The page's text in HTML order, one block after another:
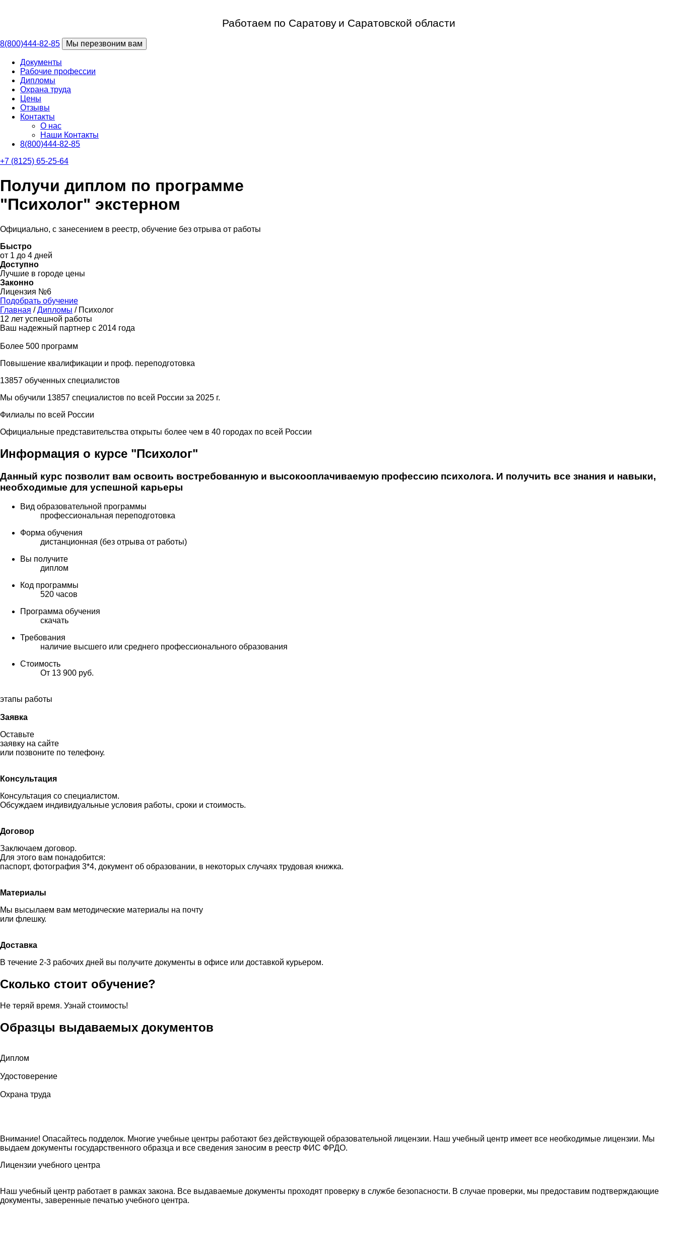
Работаем по Саратову и Саратовской области
8(800)444-82-85 Мы перезвоним вам
Документы
Рабочие профессии
Дипломы
Охрана труда
Цены
Отзывы
Контакты
О нас
Наши Контакты
8(800)444-82-85
+7 (8125) 65-25-64
Получи диплом по программе
"Психолог" экстерном
Официально, с занесением в реестр, обучение без отрыва от работы
Быстро
от 1 до 4 дней
Доступно
Лучшие в городе цены
Законно
Лицензия №6
Подобрать обучение
Главная /Дипломы / Психолог
12 лет успешной работы
Ваш надежный партнер с 2014 года
Более 500 программ
Повышение квалификации и проф. переподготовка
13857 обученных специалистов
Мы обучили 13857 специалистов по всей России за 2025 г.
Филиалы по всей России
Официальные представительства открыты более чем в 40 городах по всей России
Информация о курсе "Психолог"
Данный курс позволит вам освоить востребованную и высокооплачиваемую профессию психолога. И получить все знания и навыки,
необходимые для успешной карьеры
Вид образовательной программы
профессиональная переподготовка
Форма обучения
дистанционная (без отрыва от работы)
Вы получите
диплом
Код программы
520 часов
Программа обучения
скачать
Требования
наличие высшего или среднего профессионального образования
Стоимость
От 13 900 руб.
этапы работы
Заявка
Оставьте
заявку на сайте
или позвоните по телефону.
Консультация
Консультация со специалистом.
Обсуждаем индивидуальные условия работы, сроки и стоимость.
Договор
Заключаем договор.
Для этого вам понадобится:
паспорт, фотография 3*4, документ об образовании, в некоторых случаях трудовая книжка.
Материалы
Мы высылаем вам методические материалы на почту
или флешку.
Доставка
В течение 2-3 рабочих дней вы получите документы в офисе или доставкой курьером.
Сколько стоит обучение?
Не теряй время. Узнай стоимость!
Образцы выдаваемых документов
Диплом
Удостоверение
Охрана труда
Внимание! Опасайтесь подделок. Многие учебные центры работают без действующей образовательной лицензии. Наш учебный центр имеет все необходимые лицензии. Мы
выдаем документы государственного образца и все сведения заносим в реестр ФИС ФРДО.
Лицензии учебного центра
Наш учебный центр работает в рамках закона. Все выдаваемые документы проходят проверку в службе безопасности. В случае проверки, мы предоставим подтверждающие
документы, заверенные печатью учебного центра.